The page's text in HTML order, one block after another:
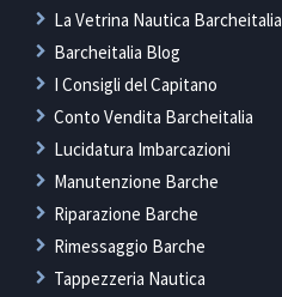
La Vetrina Nautica Barcheitalia
Barcheitalia Blog
I Consigli del Capitano
Conto Vendita Barcheitalia
Lucidatura Imbarcazioni
Manutenzione Barche
Riparazione Barche
Rimessaggio Barche
Tappezzeria Nautica